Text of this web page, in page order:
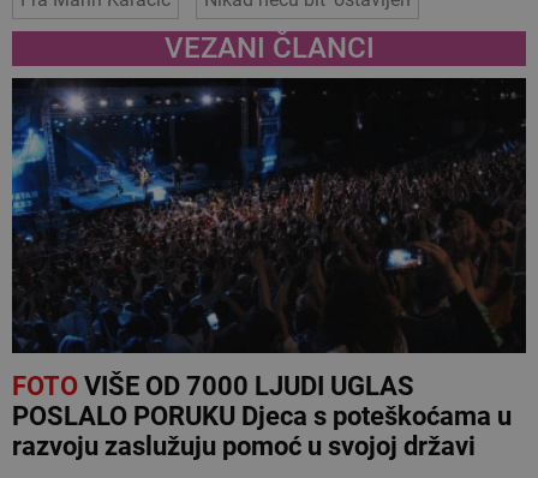
VEZANI ČLANCI
FOTOVIŠE OD 7000 LJUDI UGLAS
POSLALO PORUKU Djeca s poteškoćama u
razvoju zaslužuju pomoć u svojoj državi